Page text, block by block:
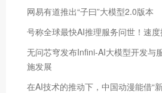
网易有道推出“子曰”大模型2.0版本
号称全球最快AI推理服务问世！速
无问芯穹发布Infini-AI大模型开发与
施发展
在AI技术的推动下，中国动漫能借“